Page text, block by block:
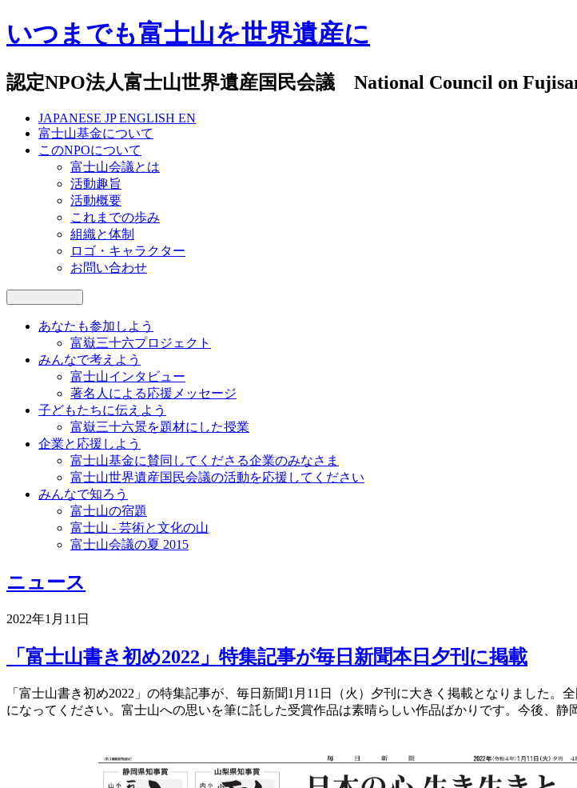
いつまでも富士山を世界遺産に
認定NPO法人富士山世界遺産国民会議 National Council on
JAPANESE JP ENGLISH EN
富士山基金について
このNPOについて
富士山会議とは
活動趣旨
活動概要
これまでの歩み
組織と体制
ロゴ・キャラクター
お問い合わせ
あなたも参加しよう
富嶽三十六プロジェクト
みんなで考えよう
富士山インタビュー
著名人による応援メッセージ
子どもたちに伝えよう
富嶽三十六景を題材にした授業
企業と応援しよう
富士山基金に賛同してくださる企業のみなさま
富士山世界遺産国民会議の活動を応援してください
みんなで知ろう
富士山の宿題
富士山 - 芸術と文化の山
富士山会議の夏 2015
ニュース
2022年1月11日
「富士山書き初め2022」特集記事が毎日新聞本日夕刊に掲載
「富士山書き初め2022」の特集記事が、毎日新聞1月11日（火）夕刊に大きく掲載となりました
になってください。富士山への思いを筆に託した受賞作品は素晴らしい作品ばかりです。今後、